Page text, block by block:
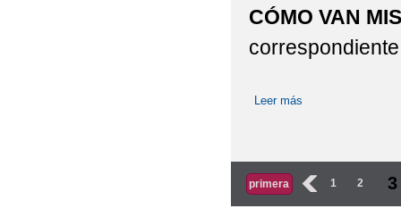
CÓMO VAN
Leer más
Páginas
primera ‹ 1 2 3